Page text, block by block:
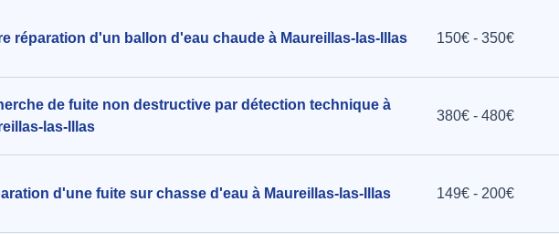
las-Illas (66480)
16:25
réparation d'un ballon d'eau chaude à Maureillas-las-Illas 150€ - 350€
de fuite non destructive par détection technique à
las-Illas
380€ - 480€
d'une fuite sur chasse d'eau à Maureillas-las-Illas 149€ - 200€